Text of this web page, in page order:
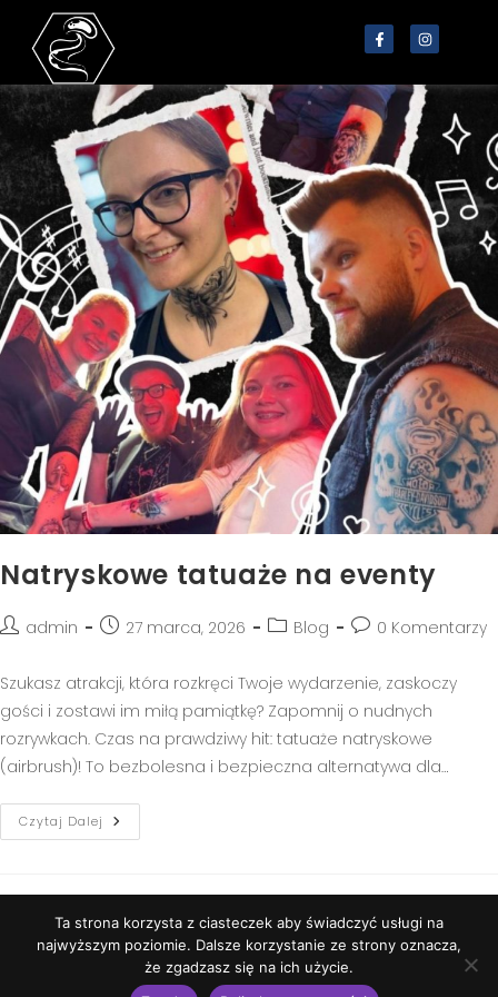
Natryskowe tatuaże na eventy
admin 27 marca, 2026 Blog 0 Komentarzy
Szukasz atrakcji, która rozkręci Twoje wydarzenie, zaskoczy
gości i zostawi im miłą pamiątkę? Zapomnij o nudnych
rozrywkach. Czas na prawdziwy hit: tatuaże natryskowe
(airbrush)! To bezbolesna i bezpieczna alternatywa dla…
Czytaj Dalej
Polityka prywatności
Copyright © 2021 ABARTBODYPAINTING | Strona stworzona w ramach
Ta strona korzysta z ciasteczek aby świadczyć usługi na
najwyższym poziomie. Dalsze korzystanie ze strony oznacza,
że zgadzasz się na ich użycie.